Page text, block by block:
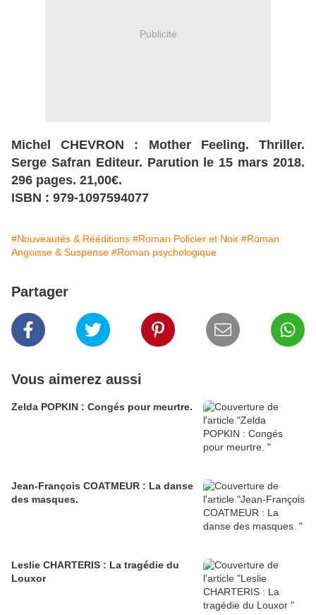
Publicité
Michel CHEVRON : Mother Feeling. Thriller.
Serge Safran Editeur. Parution le 15 mars 2018.
296 pages. 21,00€.
ISBN : 979-1097594077
#Nouveautés & Rééditions #Roman Policier et Noir #Roman
Angoisse & Suspense #Roman psychologique
Partager
Vous aimerez aussi
Zelda POPKIN : Congés pour meurtre.
Jean-François COATMEUR : La danse
des masques.
Leslie CHARTERIS : La tragédie du
Louxor